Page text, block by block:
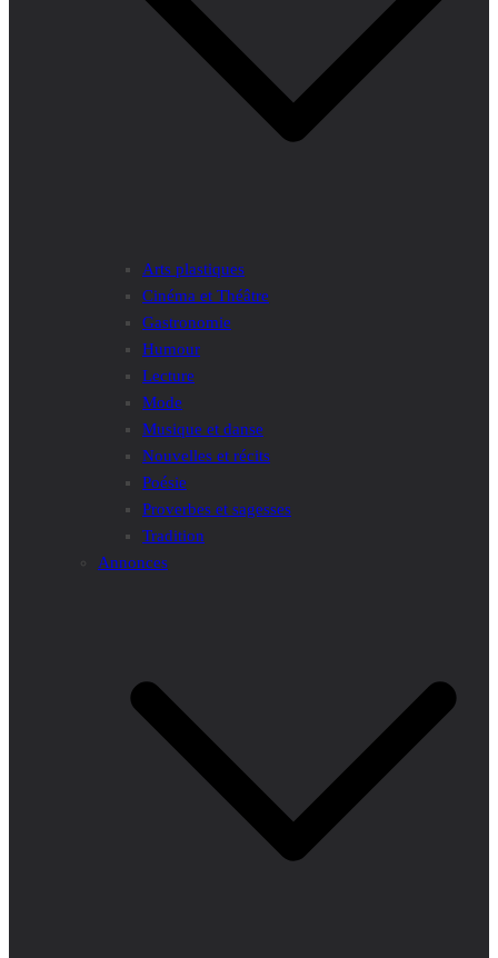
Arts plastiques
Cinéma et Théâtre
Gastronomie
Humour
Lecture
Mode
Musique et danse
Nouvelles et récits
Poésie
Proverbes et sagesses
Tradition
Annonces